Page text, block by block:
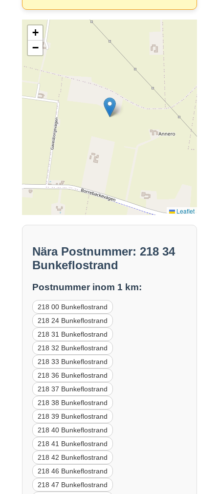
+
−
Leaflet
Nära Postnummer: 218 34
Bunkeflostrand
Postnummer inom 1 km:
218 00 Bunkeflostrand
218 24 Bunkeflostrand
218 31 Bunkeflostrand
218 32 Bunkeflostrand
218 33 Bunkeflostrand
218 36 Bunkeflostrand
218 37 Bunkeflostrand
218 38 Bunkeflostrand
218 39 Bunkeflostrand
218 40 Bunkeflostrand
218 41 Bunkeflostrand
218 42 Bunkeflostrand
218 46 Bunkeflostrand
218 47 Bunkeflostrand